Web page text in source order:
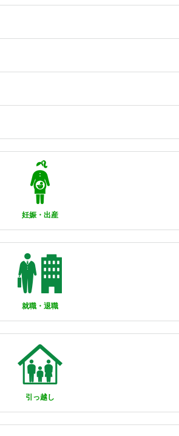
妊娠・出産
就職・退職
引っ越し